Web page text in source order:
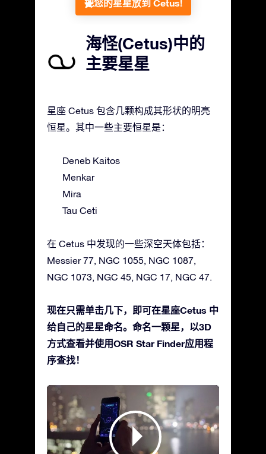
把您的星星放到 Cetus!
海怪(Cetus)中的
主要星星
星座 Cetus 包含几颗构成其形状的明亮
恒星。其中一些主要恒星是：
Deneb Kaitos
Menkar
Mira
Tau Ceti
在 Cetus 中发现的一些深空天体包括：
Messier 77, NGC 1055, NGC 1087,
NGC 1073, NGC 45, NGC 17, NGC 47.
现在只需单击几下，即可在星座Cetus 中
给自己的星星命名。命名一颗星，以3D
方式查看并使用OSR Star Finder应用程
序查找！